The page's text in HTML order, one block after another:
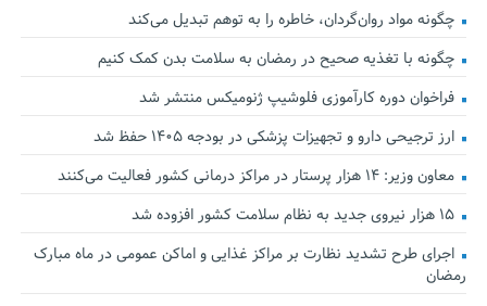
چگونه مواد روان‌گردان، خاطره را به توهم تبدیل می‌کند
چگونه با تغذیه صحیح در رمضان به سلامت بدن کمک کنیم
فراخوان دوره کارآموزی فلوشیپ ژنومیکس منتشر شد
ارز ترجیحی دارو و تجهیزات پزشکی در بودجه ۱۴۰۵ حفظ شد
معاون وزیر: ۱۴ هزار پرستار در مراکز درمانی کشور فعالیت می‌کنند
۱۵ هزار نیروی جدید به نظام سلامت کشور افزوده شد
اجرای طرح تشدید نظارت بر مراکز غذایی و اماکن عمومی در ماه مبارک
رمضان